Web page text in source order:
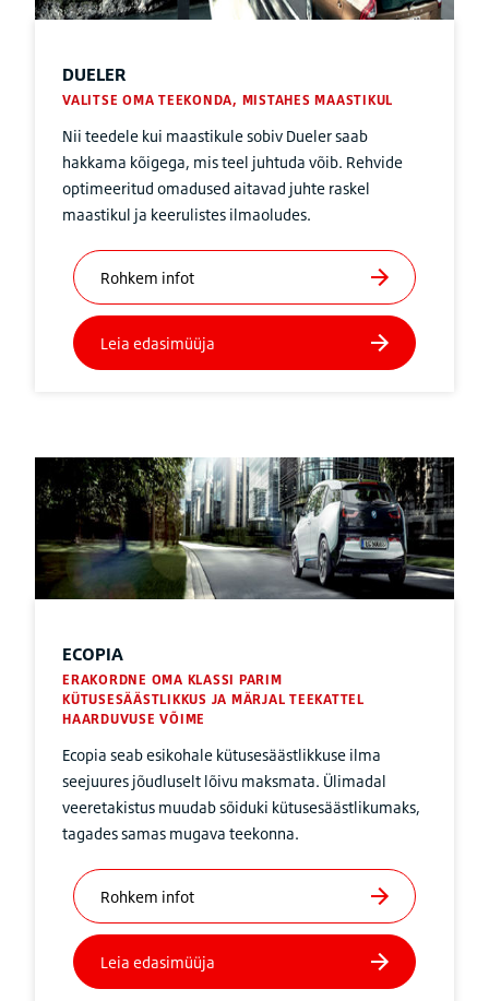
DUELER
VALITSE OMA TEEKONDA, MISTAHES MAASTIKUL
Nii teedele kui maastikule sobiv Dueler saab
hakkama kõigega, mis teel juhtuda võib. Rehvide
optimeeritud omadused aitavad juhte raskel
maastikul ja keerulistes ilmaoludes.
ECOPIA
ERAKORDNE OMA KLASSI PARIM
KÜTUSESÄÄSTLIKKUS JA MÄRJAL TEEKATTEL
HAARDUVUSE VÕIME
Ecopia seab esikohale kütusesäästlikkuse ilma
seejuures jõudluselt lõivu maksmata. Ülimadal
veeretakistus muudab sõiduki kütusesäästlikumaks,
tagades samas mugava teekonna.